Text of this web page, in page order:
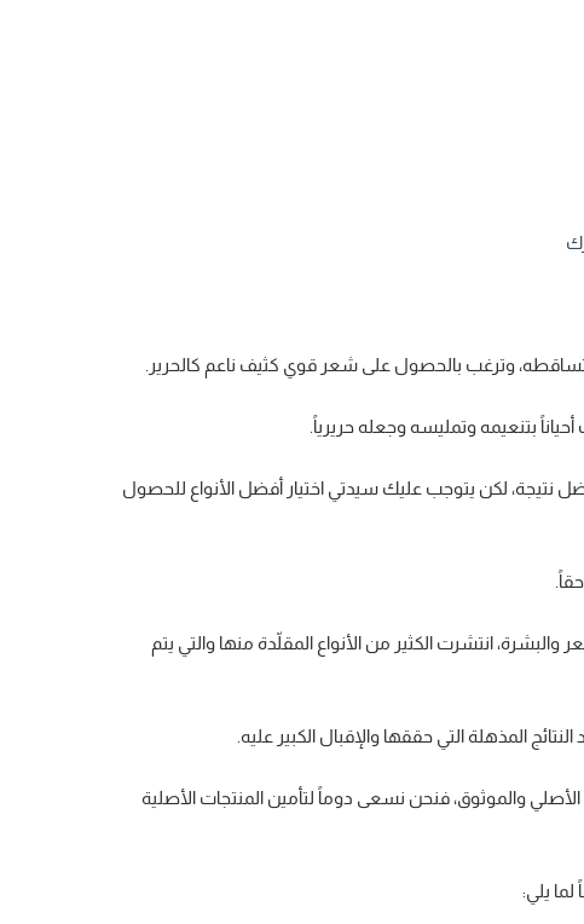
وترغب بالحصول على شعر قوي كثيف ناعم كالحرير.
بتنعيمه وتمليسه وجعله حريرياً.
نتيجة، لكن يتوجب عليك سيدتي اختيار أفضل الأنواع للحصول
انتشرت الكثير من الأنواع المقلّدة منها والتي يتم
المذهلة التي حققها والإقبال الكبير عليه.
والموثوق، فنحن نسعى دوماً لتأمين المنتجات الأصلية
لما يلي: